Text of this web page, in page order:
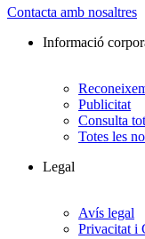
Contacta amb nosaltres
Informació
Publicitat
Consulta
Totes les
Legal
Avís legal
Privacitat i